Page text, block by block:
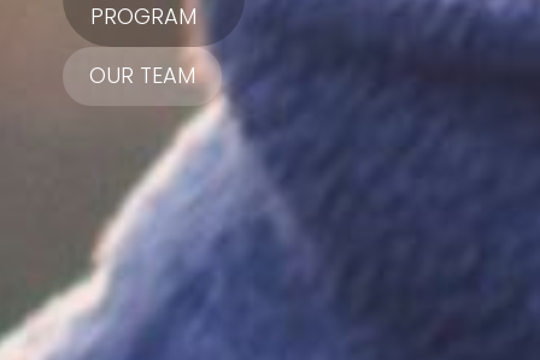
PROGRAM
OUR TEAM